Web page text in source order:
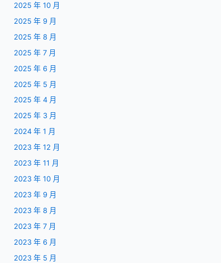
2025 年 10 月
2025 年 9 月
2025 年 8 月
2025 年 7 月
2025 年 6 月
2025 年 5 月
2025 年 4 月
2025 年 3 月
2024 年 1 月
2023 年 12 月
2023 年 11 月
2023 年 10 月
2023 年 9 月
2023 年 8 月
2023 年 7 月
2023 年 6 月
2023 年 5 月